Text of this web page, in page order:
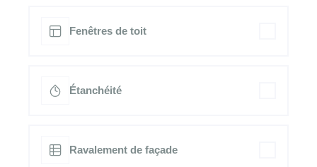
Fenêtres de toit
Étanchéité
Ravalement de façade